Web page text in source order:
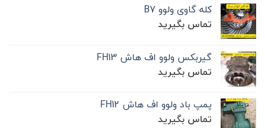
کله گاوی ولوو B7
تماس بگیرید
گیربکس ولوو اف هاش FH13
تماس بگیرید
پمپ باد ولوو اف هاش FH12
تماس بگیرید